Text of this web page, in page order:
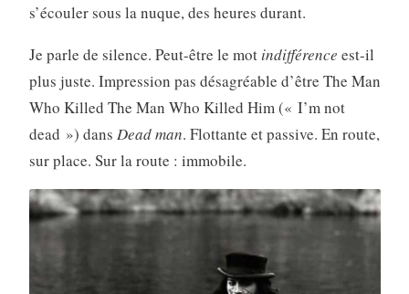
s’écouler sous la nuque, des heures durant.
Je parle de silence. Peut-être le mot indifférence est-il
plus juste. Impression pas désagréable d’être The Man
Who Killed The Man Who Killed Him (« I’m not
dead ») dans Dead man. Flottante et passive. En route,
sur place. Sur la route : immobile.